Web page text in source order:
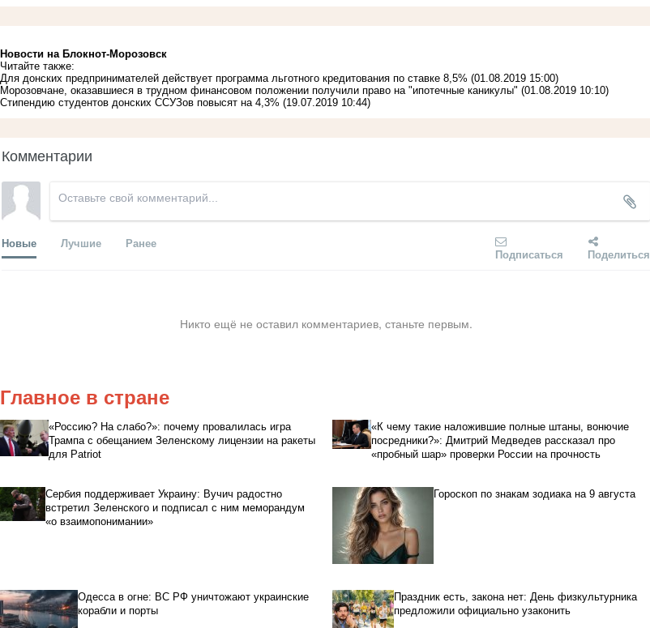
Новости на Блoкнoт-Морозовск
Читайте также:
Для донских предпринимателей действует программа льготного кредитования по ставке 8,5% (01.08.2019 15:00)
Морозовчане, оказавшиеся в трудном финансовом положении получили право на "ипотечные каникулы" (01.08.2019 10:10)
Стипендию студентов донских ССУЗов повысят на 4,3% (19.07.2019 10:44)
Комментарии
Новые Лучшие Ранее
Подписаться Поделиться
Никто ещё не оставил комментариев, станьте первым.
Главное в стране
«Россию? На слабо?»: почему провалилась игра
Трампа с обещанием Зеленскому лицензии на ракеты
для Patriot
«К чему такие наложившие полные штаны, вонючие
посредники?»: Дмитрий Медведев рассказал про
«пробный шар» проверки России на прочность
Сербия поддерживает Украину: Вучич радостно
встретил Зеленского и подписал с ним меморандум
«о взаимопонимании»
Гороскоп по знакам зодиака на 9 августа
Одесса в огне: ВС РФ уничтожают украинские
корабли и порты
Праздник есть, закона нет: День физкультурника
предложили официально узаконить